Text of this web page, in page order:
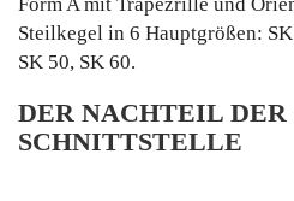
Steilkegel in 6 Hauptgrößen:
SK 50, SK 60.
DER NACHTEIL DER
SCHNITTSTELLE